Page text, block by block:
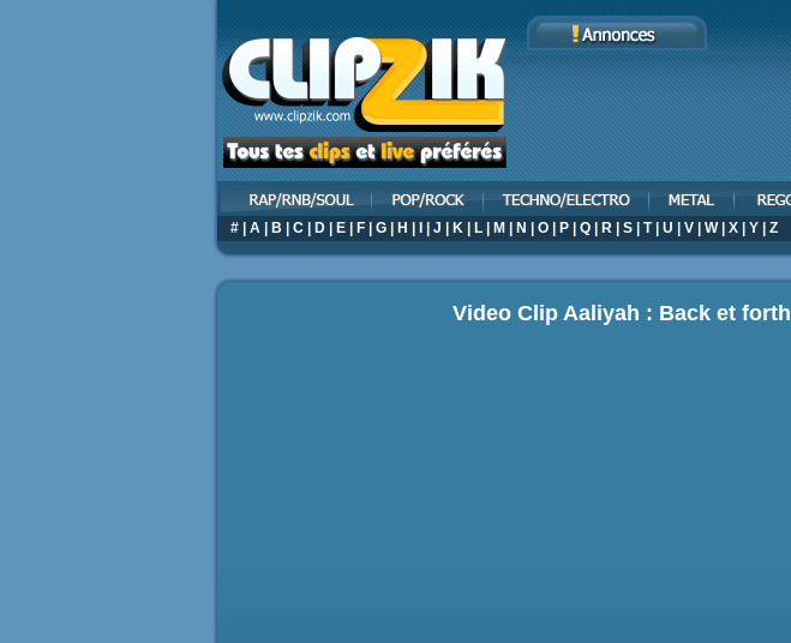
# A B C D E F G H J K L M N O P Q R S T| U V W| X Y Z
Video Clip Aaliyah : Back et forth